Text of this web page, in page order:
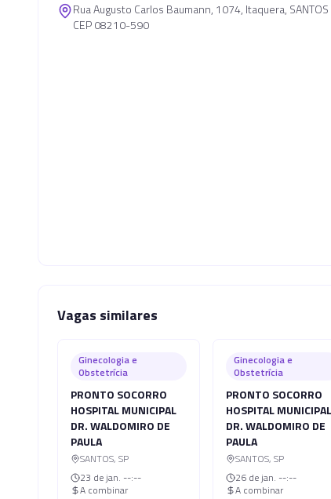
Rua Augusto Carlos Baumann, 1074, Itaquera,
CEP 08210-590
Vagas similares
Ginecologia e
Obstetrícia
PRONTO SOCORRO
HOSPITAL MUNICIPAL
DR. WALDOMIRO DE
PAULA
SANTOS, SP
23 de jan. --:--
A combinar
Ginecologia e
Obstetrícia
PRONTO SOCORRO
HOSPITAL MUNICIPAL
DR. WALDOMIRO DE
PAULA
SANTOS, SP
26 de jan. --:--
A combinar